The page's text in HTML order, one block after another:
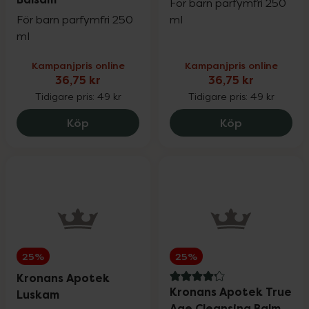
För barn parfymfri 250
ml
Kampanjpris online
36,75 kr
Tidigare pris: 49 kr
Köp Kronans Apotek Doris Schampo &
För barn parfymfri 250
ml
Kampanjpris online
36,75 kr
Tidigare pris: 49 kr
Köp Kronans
25%
Kronans Apotek
Luskam
25%
4.2 av 5 i omdöme
Kronans Apotek True